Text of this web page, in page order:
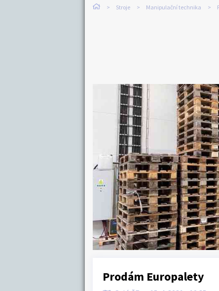
Stroje Manipulační technika
Prodám Europalety